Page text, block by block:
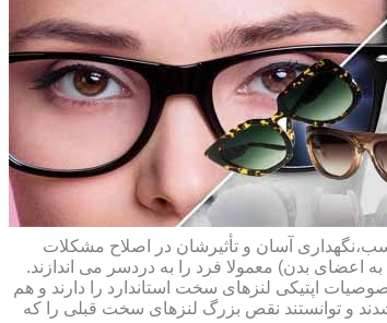
آسان و تأثیرشان در اصلاح مشکلات
اعضای بدن) معمولا فرد را به دردسر می اندازند.
اپتیکی لنزهای سخت استاندارد را دارند و هم
که از پلیمرهای نفوذپذیر به اکسیژن ساخته شده اند،در اواخر دهه ی ۱۹۷۰ و در طول دهه های ۱۹۸۰ و ۱۹۹۰ طراحی شدند و توانستند نقص بزرگ لنزهای سخت قبلی را که